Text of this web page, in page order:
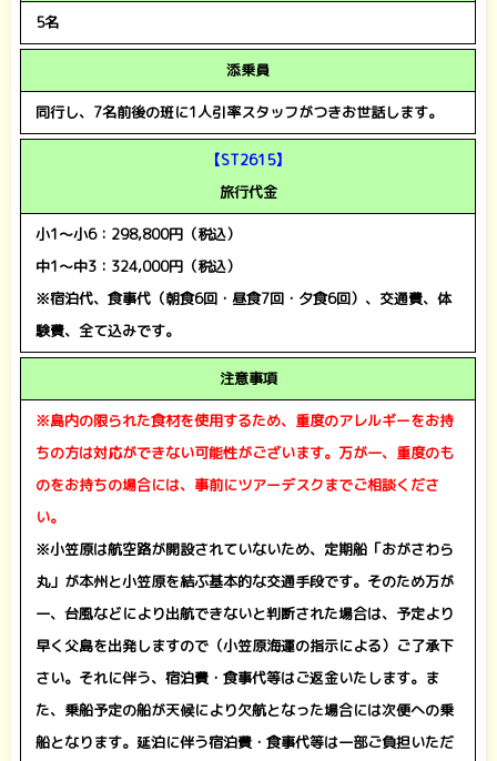
5名
添乗員
同行し、7名前後の班に1人引率スタッフがつきお世話します。
【ST2615】
旅行代金
小1～小6：298,800円（税込）
中1～中3：324,000円（税込）
※宿泊代、食事代（朝食6回・昼食7回・夕食6回）、交通費、体
験費、全て込みです。
注意事項
※島内の限られた食材を使用するため、重度のアレルギーをお持
ちの方は対応ができない可能性がございます。万が一、重度のも
のをお持ちの場合には、事前にツアーデスクまでご相談くださ
い。
※小笠原は航空路が開設されていないため、定期船「おがさわら
丸」が本州と小笠原を結ぶ基本的な交通手段です。そのため万が
一、台風などにより出航できないと判断された場合は、予定より
早く父島を出発しますので（小笠原海運の指示による）ご了承下
さい。それに伴う、宿泊費・食事代等はご返金いたします。 ま
た、乗船予定の船が天候により欠航となった場合には次便への乗
船となります。延泊に伴う宿泊費・食事代等は一部ご負担いただ